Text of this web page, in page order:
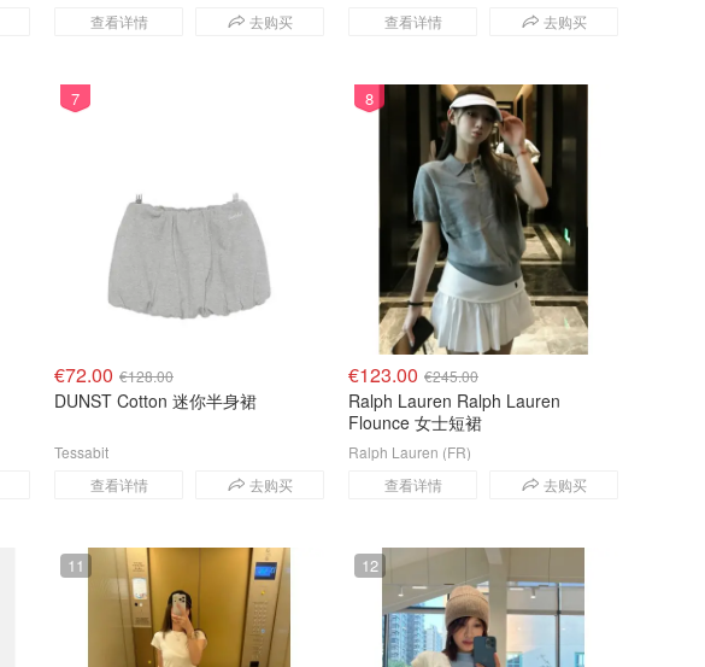
查看详情 去购买 查看详情 去购买
7
€72.00 €128.00
DUNST Cotton 迷你半身裙
查看详情 去购买
Tessabit
8
€123.00 €245.00
Ralph Lauren Ralph Lauren
Flounce 女士短裙
查看详情 去购买
Ralph Lauren (FR)
11 12